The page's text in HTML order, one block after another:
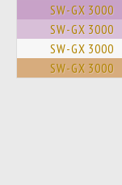
SW-GX 3000
SW-GX 3000
SW-GX 3000
SW-GX 3000